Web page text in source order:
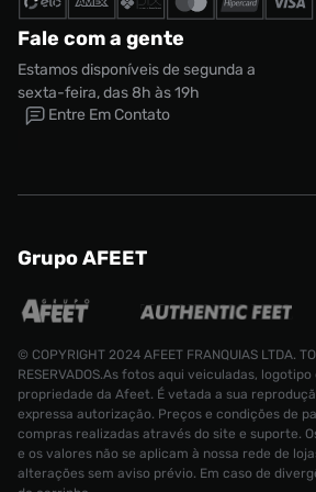
CONTINUAR
Tênis Nike Air Max Plus
Tamanho:38
ADICIONAR AO
Fale com a gente
Estamos disponíveis de segunda a
sexta-feira, das 8h às 19h
Entre Em Contato
Grupo AFEET
© COPYRIGHT 2024 AFEET FRANQUIAS LTDA.
RESERVADOS.As fotos aqui veiculadas,
propriedade da Afeet. É vetada a sua
expressa autorização. Preços e condições de
compras realizadas através do site e suporte.
e os valores não se aplicam à nossa rede de
alterações sem aviso prévio. Em caso de